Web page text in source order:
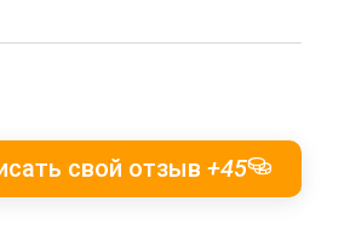
свой отзыв +45